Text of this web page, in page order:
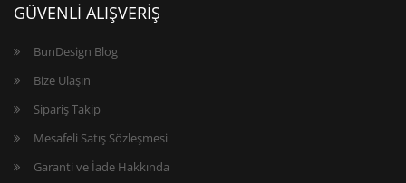
GÜVENLİ ALIŞVERİŞ
BunDesign Blog
Bize Ulaşın
Sipariş Takip
Mesafeli Satış Sözleşmesi
Garanti ve İade Hakkında